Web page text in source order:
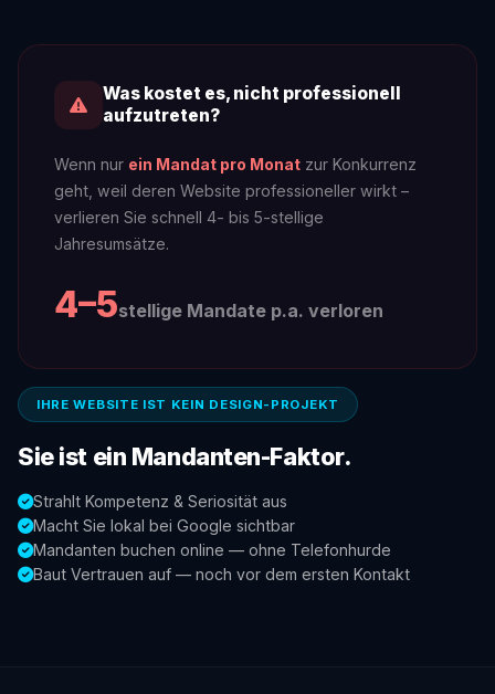
Was kostet es, nicht professionell
aufzutreten?
Wenn nur ein Mandat pro Monat zur Konkurrenz
geht, weil deren Website professioneller wirkt –
verlieren Sie schnell 4- bis 5-stellige
Jahresumsätze.
4–5stellige Mandate p.a. verloren
IHRE WEBSITE IST KEIN DESIGN-PROJEKT
Sie ist ein Mandanten-Faktor.
Strahlt Kompetenz & Seriosität aus
Macht Sie lokal bei Google sichtbar
Mandanten buchen online — ohne Telefonhurde
Baut Vertrauen auf — noch vor dem ersten Kontakt